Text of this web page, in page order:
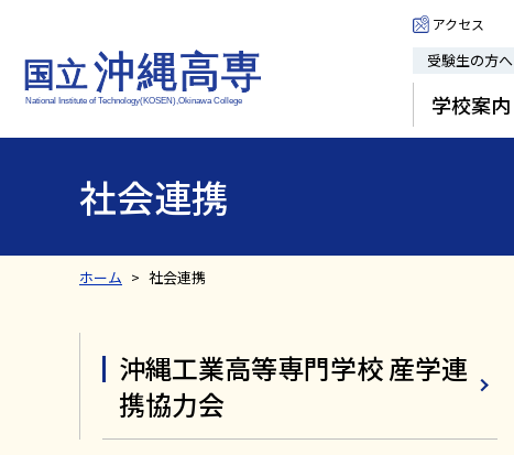
アクセス
受験生の方へ
学校案内
社会連携
ホーム 社会連携
沖縄工業高等専門学校 産学連
携協力会